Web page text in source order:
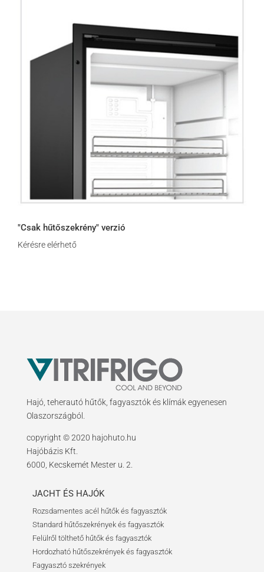
"Csak hűtőszekrény" verzió
Kérésre elérhető
Hajó, teherautó hűtők, fagyasztók és klímák egyenesen
Olaszországból.
copyright © 2020 hajohuto.hu
Hajóbázis Kft.
6000, Kecskemét Mester u. 2.
JACHT ÉS HAJÓK
Rozsdamentes acél hűtők és fagyasztók
Standard hűtőszekrények és fagyasztók
Felülről tölthető hűtők és fagyasztók
Hordozható hűtőszekrények és fagyasztók
Fagyasztó szekrények